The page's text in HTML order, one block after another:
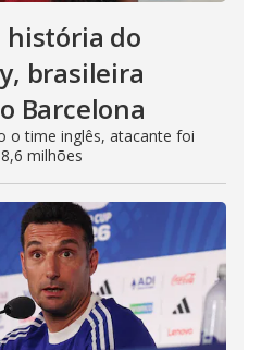
história do
brasileira
Barcelona
o time inglês, atacante foi
milhões